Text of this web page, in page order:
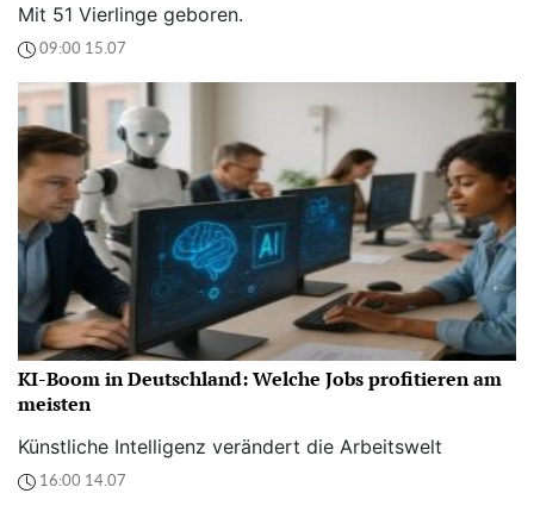
Mit 51 Vierlinge geboren.
09:00 15.07
KI-Boom in Deutschland: Welche Jobs profitieren am
meisten
Künstliche Intelligenz verändert die Arbeitswelt
16:00 14.07